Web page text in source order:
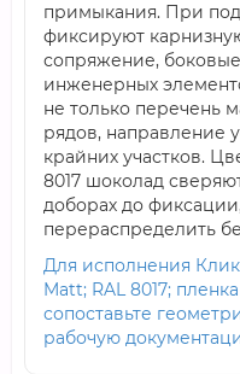
примыкания. При
фиксируют
сопряжение,
инженерных
не только перечень
рядов, направление
крайних участков.
8017 шоколад
доборах до
перераспределить
Для исполнения
Matt; RAL 8017;
сопоставьте
рабочую